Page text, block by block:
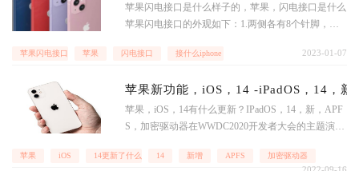
苹果闪电接口是什么样子的，苹果，闪电接口是什么
苹果闪电接口的外观如下：1.两侧各有8个针脚，白
着接地功能，所以严格来说Lightning接口为9Pin针脚
住(插槽内左右两侧有弹簧片)。.2.插入时，具有接地
功能的金属部分将首先进入插槽，避免信号针先连接
造成静电问题.接
苹果闪电接口什么样子
苹果 闪电接口 接什么iphone 2023-01-07
苹果新功能，iOS，14 -iPadOS，14，新
苹果，iOS，14有什么更新？IPadOS，14，新，APF
S，加密驱动器在WWDC2020开发者大会的主题演讲
件”应用中的新特性，可能是因为变化不
苹果 iOS 14更新了什么-iPadOS
14 新增 APFS 加密驱动器
2022-09-16